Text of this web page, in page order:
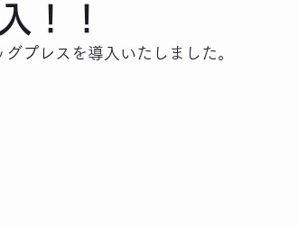
！！
プレスを導入いたしました。